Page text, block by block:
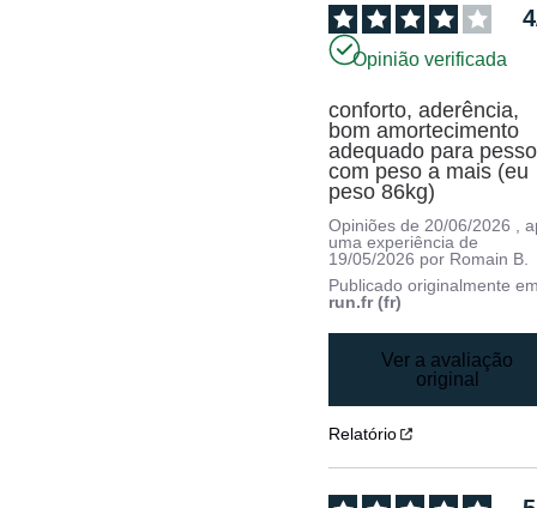
4
Opinião verificada
conforto, aderência,
bom amortecimento
adequado para
com peso a mais (eu
peso 86kg)
Opiniões de 20/06/2026
,
uma experiência de
19/05/2026 por Romain B.
Publicado originalmente
run.fr (fr)
Ver a avaliação
original
Relatório